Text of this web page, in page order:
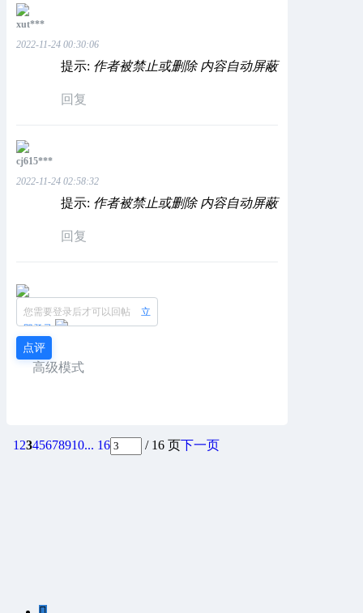
xut***
2022-11-24 00:30:06
提示: 作者被禁止或删除 内容自动屏蔽
回复
cj615***
2022-11-24 02:58:32
提示: 作者被禁止或删除 内容自动屏蔽
回复
您需要登录后才可以回帖
立
即登录
点评
高级模式
1 2345678910... 16 / 16 页下一页